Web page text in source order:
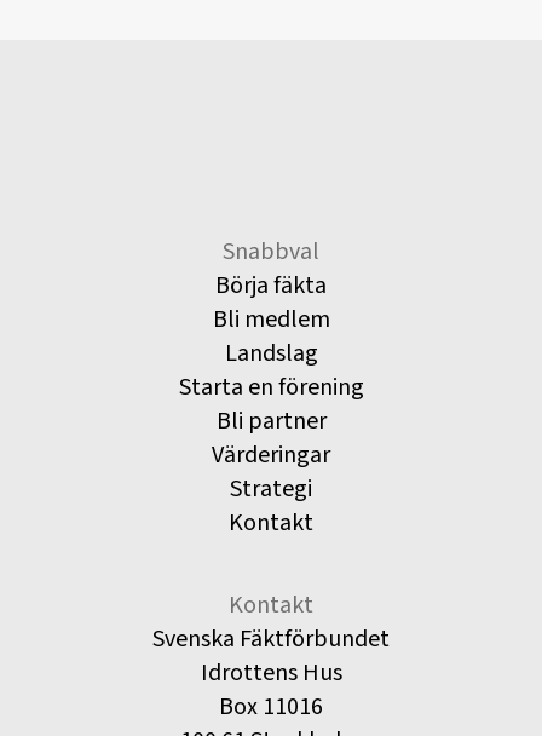
Snabbval
Börja fäkta
Bli medlem
Landslag
Starta en förening
Bli partner
Värderingar
Strategi
Kontakt
Kontakt
Svenska Fäktförbundet
Idrottens Hus
Box 11016